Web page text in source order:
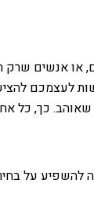
או אנשים
לעצמכם
שאוהב. כך,
על